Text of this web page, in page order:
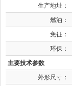
生产地址：
燃油：
免征：
环保：
主要技术参数
外形尺寸：